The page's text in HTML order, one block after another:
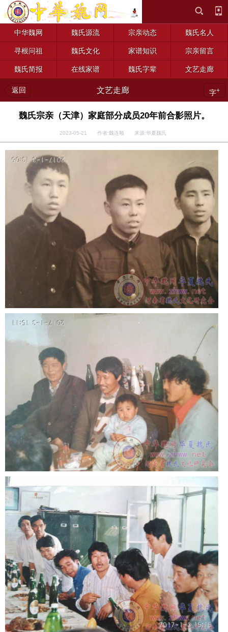
中华魏网 魏氏源流 宗亲动态 魏氏名人
寻根问祖 魏氏文化 家谱知识 宗亲留言
魏氏简报 在线家谱 魏氏字辈 文艺走廊
返回 文艺走廊 字+
魏氏宗亲（天津）家庭部分成员20年前合影照片。
2023-05-21 作者:魏连顺 来源:华夏魏氏